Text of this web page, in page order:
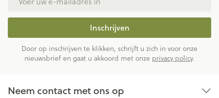
Inschrijven
Door op inschrijven te klikken, schrijft u zich in voor onze
nieuwsbrief en gaat u akkoord met onze privacy policy.
Neem contact met ons op